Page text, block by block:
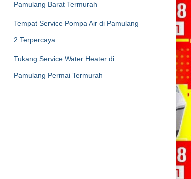
Pamulang Barat Termurah
Tempat Service Pompa Air di Pamulang
2 Terpercaya
Tukang Service Water Heater di
Pamulang Permai Termurah